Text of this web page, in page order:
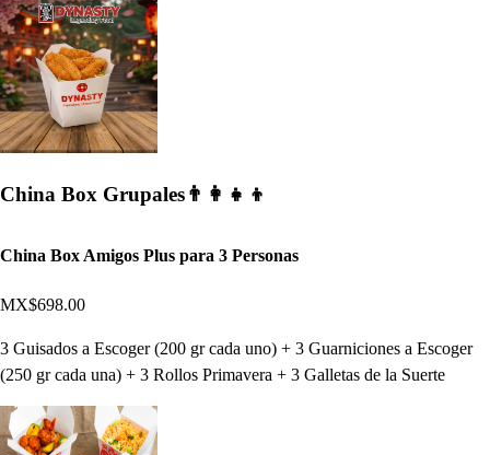
China Box Grupales👨‍👩‍👧‍👦
China Box Amigos Plus para 3 Personas
MX$698.00
3 Guisados a Escoger (200 gr cada uno) + 3 Guarniciones a Escoger
(250 gr cada una) + 3 Rollos Primavera + 3 Galletas de la Suerte